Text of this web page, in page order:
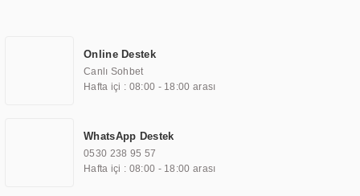
TOCHI markası altında kendi ürettiği ürünlerde kullanmıştır. Günümüzde
TOCHI; videowall, digital signage, kiosk, totem, akıllı durak ekranı, araç içi
ekran, asansör ekranı, digital menüboard, marin ekran, medikal ekran,
ekranları, endüstriyel ekranlar, kapı önü bilgi ekranları, panel PC,
endüstriyel Panel PC, mini PC, endüstriyel mini PC ve akıllı bina sistemleri
gibi çözümleri 4.5" ile 110” boyutları arasında üretebilirken, ayrıca standart
Online Destek
Canlı Sohbet
Hafta içi : 08:00 - 18:00 arası
WhatsApp Destek
0530 238 95 57
Hafta içi : 08:00 - 18:00 arası